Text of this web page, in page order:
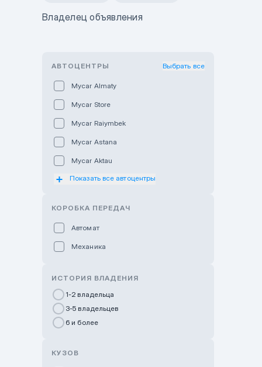
Владелец объявления
АВТОЦЕНТРЫ Выбрать все
Mycar Almaty
Mycar Store
Mycar Raiymbek
Mycar Astana
Mycar Aktau
Mycar Uralsk
GWM Nurly Zhol
Chery Astana
Показать все автоцентры
КОРОБКА ПЕРЕДАЧ
Автомат
Механика
ИСТОРИЯ ВЛАДЕНИЯ
1-2 владельца
3-5 владельцев
6 и более
КУЗОВ